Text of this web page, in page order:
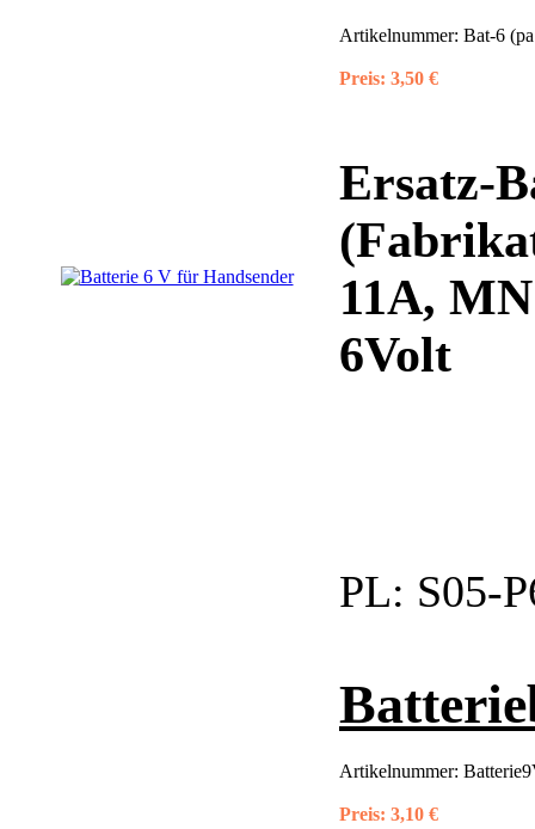
Artikelnummer: Bat-6
Preis: 3,50 €
Ersatz-
11A,
6Volt
PL: S05-
Artikelnummer:
Preis: 3,10 €